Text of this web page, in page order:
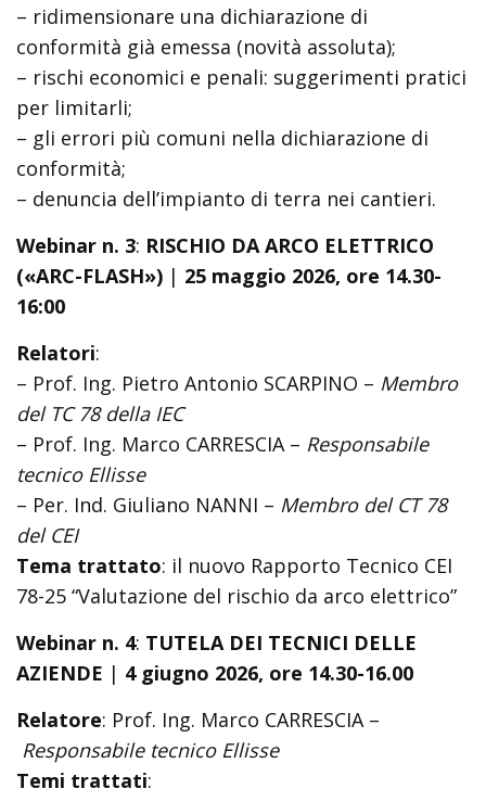
– ridimensionare una dichiarazione di
conformità già emessa (novità assoluta);
– rischi economici e penali: suggerimenti pratici
per limitarli;
– gli errori più comuni nella dichiarazione di
conformità;
– denuncia dell’impianto di terra nei cantieri.
Webinar n. 3: RISCHIO DA ARCO ELETTRICO
(«ARC-FLASH») | 25 maggio 2026, ore 14.30-
16:00
Relatori:
– Prof. Ing. Pietro Antonio SCARPINO – Membro
del TC 78 della IEC
– Prof. Ing. Marco CARRESCIA – Responsabile
tecnico Ellisse
– Per. Ind. Giuliano NANNI – Membro del CT 78
del CEI
Tema trattato: il nuovo Rapporto Tecnico CEI
78-25 “Valutazione del rischio da arco elettrico”
Webinar n. 4: TUTELA DEI TECNICI DELLE
AZIENDE | 4 giugno 2026, ore 14.30-16.00
Relatore: Prof. Ing. Marco CARRESCIA –
Responsabile tecnico Ellisse
Temi trattati: